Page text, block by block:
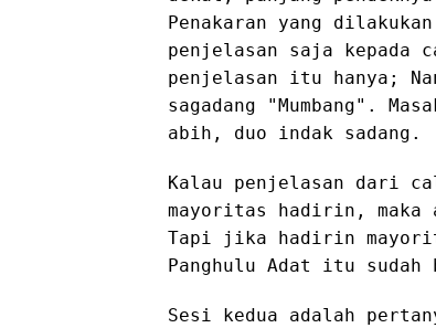
Penakaran yang
penjelasan saja kepada
penjelasan itu hanya;
sagadang "Mumbang".
abih, duo indak sadang.
Kalau penjelasan dari
mayoritas hadirin, maka
Tapi jika hadirin
Panghulu Adat itu
Sesi kedua adalah